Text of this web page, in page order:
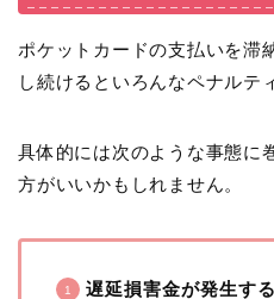
ポケットカードの支払いを滞
し続けるといろんなペナルテ
具体的には次のような事態に
方がいいかもしれません。
遅延損害金が発生する